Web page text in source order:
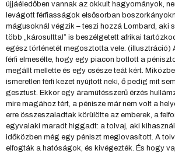
újjáéledőben vannak az okkult hagyományok,
levágott férfiasságok elsősorban
mágusoknál végzik – teszi hozzá Lombard, aki
több „károsulttal” is beszélgetett afrikai
egész történetét megosztotta vele. (illusztráció)
férfi elmesélte, hogy egy piacon botlott a
megállt mellette és egy csésze teát kért.
ismeretlen férfi kezet nyújtott neki, ő pedig mit
gesztust. Ekkor egy áramütésszerű érzés
mire magához tért, a pénisze már nem volt a
erre összeszaladtak körülötte az emberek, a
egyvalaki maradt higgadt: a tolvaj, aki
időközben még egy péniszt meglovasított. A
elfogták a hatóságok, és kivégezték. És hogy